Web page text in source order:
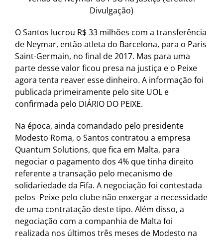
Divulgação)
O Santos lucrou R$ 33 milhões com a transferência
de Neymar, então atleta do Barcelona, para o Paris
Saint-Germain, no final de 2017. Mas para uma
parte desse valor ficou presa na justiça e o Peixe
agora tenta reaver esse dinheiro. A informação foi
publicada primeiramente pelo site UOL e
confirmada pelo DIÁRIO DO PEIXE.
Na época, ainda comandado pelo presidente
Modesto Roma, o Santos contratou a empresa
Quantum Solutions, que fica em Malta, para
negociar o pagamento dos 4% que tinha direito
referente a transação pelo mecanismo de
solidariedade da Fifa. A negociação foi contestada
pelos Peixe pelo clube não enxergar a necessidade
de uma contratação deste tipo. Além disso, a
negociação com a companhia de Malta foi
realizada nos últimos três meses de Modesto na